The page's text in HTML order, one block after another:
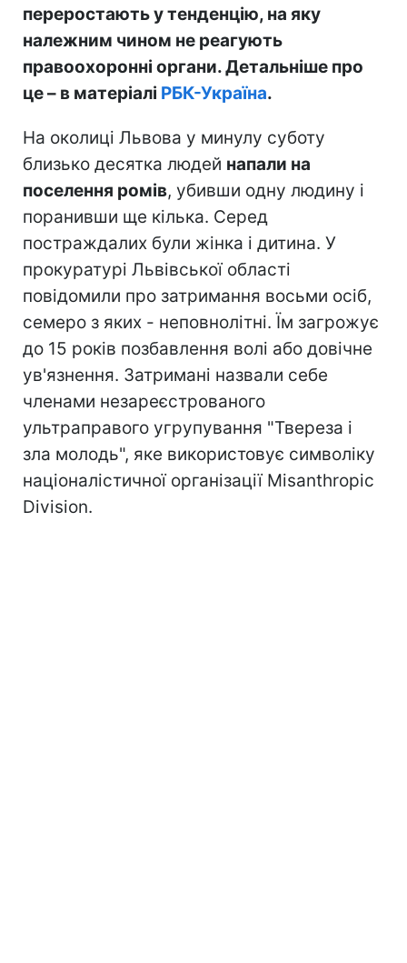
переростають у тенденцію, на яку
належним чином не реагують
правоохоронні органи. Детальніше про
це – в матеріалі РБК-Україна.
На околиці Львова у минулу суботу
близько десятка людей напали на
поселення ромів, убивши одну людину і
поранивши ще кілька. Серед
постраждалих були жінка і дитина. У
прокуратурі Львівської області
повідомили про затримання восьми осіб,
семеро з яких - неповнолітні. Їм загрожує
до 15 років позбавлення волі або довічне
ув'язнення. Затримані назвали себе
членами незареєстрованого
ультраправого угрупування "Твереза і
зла молодь", яке використовує символіку
націоналістичної організації Misanthropic
Division.